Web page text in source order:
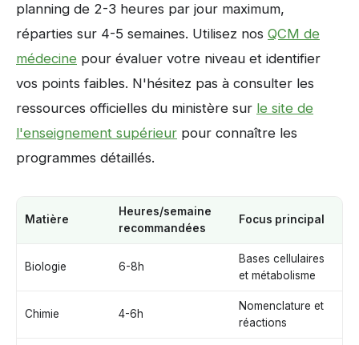
planning de 2-3 heures par jour maximum,
réparties sur 4-5 semaines. Utilisez nos QCM de
médecine pour évaluer votre niveau et identifier
vos points faibles. N'hésitez pas à consulter les
ressources officielles du ministère sur le site de
l'enseignement supérieur pour connaître les
programmes détaillés.
Matière
Heures/semaine
recommandées
Focus principal
Biologie 6-8h
Bases cellulaires
et métabolisme
Chimie 4-6h
Nomenclature et
réactions